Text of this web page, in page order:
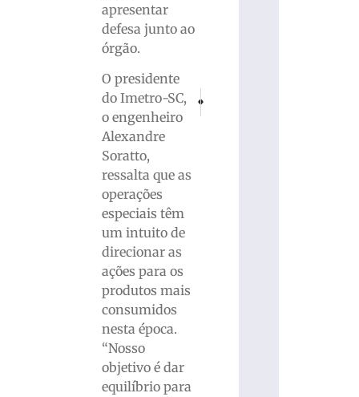
apresentar
defesa junto ao
órgão.
O presidente
do Imetro-SC,
o engenheiro
Alexandre
Soratto,
ressalta que as
operações
especiais têm
um intuito de
direcionar as
ações para os
produtos mais
consumidos
nesta época.
“Nosso
objetivo é dar
equilíbrio para
PRÓXIMO